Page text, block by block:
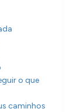
o que
caminhos